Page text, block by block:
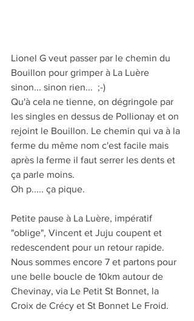
Lionel G veut passer par le chemin du
Bouillon pour grimper à La Luère
sinon... sinon rien...  ;-)
Qu'à cela ne tienne, on dégringole par
les singles en dessus de Pollionay et on
rejoint le Bouillon. Le chemin qui va à la
ferme du même nom c'est facile mais
après la ferme il faut serrer les dents et
ça parle moins.
Oh p..... ça pique.
Petite pause à La Luère, impératif
"oblige", Vincent et Juju coupent et
redescendent pour un retour rapide.
Nous sommes encore 7 et partons pour
une belle boucle de 10km autour de
Chevinay, via Le Petit St Bonnet, la
Croix de Crécy et St Bonnet Le Froid.